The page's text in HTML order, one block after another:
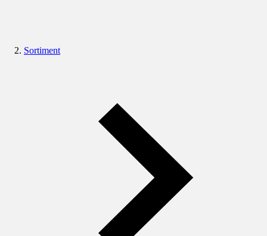
Sortiment